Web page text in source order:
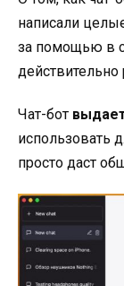
написали
за помощью в
действительно
Чат-бот
использовать
просто даст